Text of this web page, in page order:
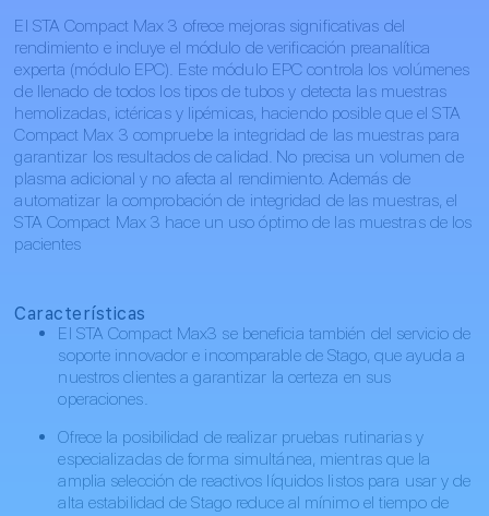
El STA Compact Max 3 ofrece mejoras significativas del
rendimiento e incluye el módulo de verificación preanalítica
experta (módulo EPC). Este módulo EPC controla los volúmenes
de llenado de todos los tipos de tubos y detecta las muestras
hemolizadas, ictéricas y lipémicas, haciendo posible que el STA
Compact Max 3 compruebe la integridad de las muestras para
garantizar los resultados de calidad. No precisa un volumen de
plasma adicional y no afecta al rendimiento. Además de
automatizar la comprobación de integridad de las muestras, el
STA Compact Max 3 hace un uso óptimo de las muestras de los
pacientes
Características
El STA Compact Max3 se beneficia también del servicio de
soporte innovador e incomparable de Stago, que ayuda a
nuestros clientes a garantizar la certeza en sus
operaciones.
Ofrece la posibilidad de realizar pruebas rutinarias y
especializadas de forma simultánea, mientras que la
amplia selección de reactivos líquidos listos para usar y de
alta estabilidad de Stago reduce al mínimo el tiempo de